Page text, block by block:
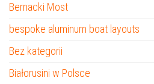
Bernacki Most
bespoke aluminum boat layouts
Bez kategorii
Białorusini w Polsce